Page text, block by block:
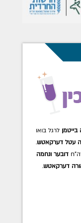
לרגל בואו
עטל דערקאטש.
דובער ונחמה
דערקאטש.